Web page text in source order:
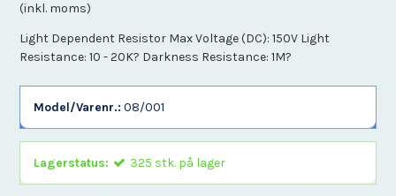
(inkl. moms)
Light Dependent Resistor Max Voltage (DC): 150V Light
Resistance: 10 - 20K? Darkness Resistance: 1M?
Model/Varenr.: 08/001
Lagerstatus: 325 stk. på lager